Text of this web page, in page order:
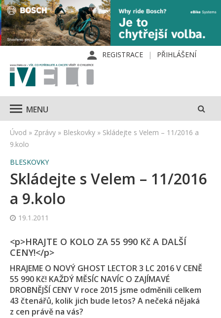
REGISTRACE PŘIHLÁŠENÍ
MENU
Úvod » Zprávy » Bleskovky » Skládejte s Velem – 11/2016 a
9.kolo
BLESKOVKY
Skládejte s Velem – 11/2016
a 9.kolo
19.1.2011
<p>HRAJTE O KOLO ZA 55 990 Kč A DALŠÍ
CENY!</p>
HRAJEME O NOVÝ GHOST LECTOR 3 LC 2016 V CENĚ
55 990 Kč! KAŽDÝ MĚSÍC NAVÍC O ZAJÍMAVÉ
DROBNĚJŠÍ CENY V roce 2015 jsme odměnili celkem
43 čtenářů, kolik jich bude letos? A nečeká nějaká
z cen právě na vás?